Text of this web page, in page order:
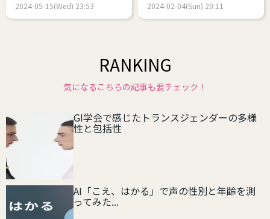
2024-05-15(Wed) 23:53
2024-02-04(Sun) 20:11
RANKING
気になるこちらの記事も要チェック！
GI学会で感じたトランスジェンダーの多様
性と包括性
AI「こえ、はかる」で声の性別と年齢を測
ってみた...